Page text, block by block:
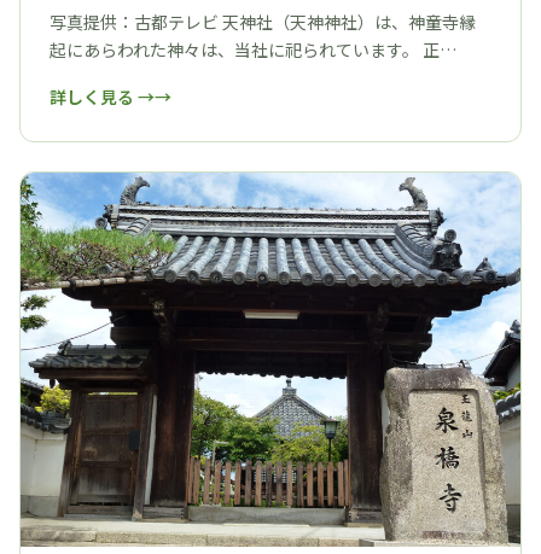
写真提供：古都テレビ 天神社（天神神社）は、神童寺縁
起にあらわれた神々は、当社に祀られています。 正…
詳しく見る →